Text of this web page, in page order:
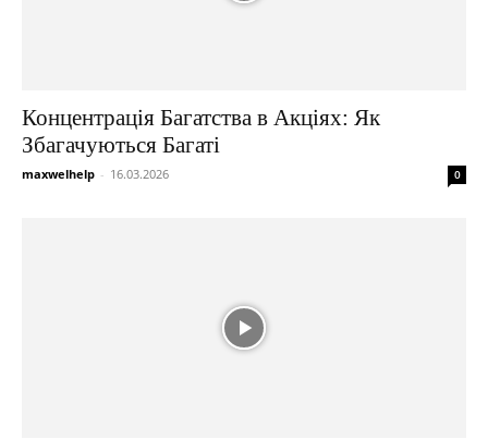
Концентрація Багатства в Акціях: Як
Збагачуються Багаті
maxwelhelp - 16.03.2026 0